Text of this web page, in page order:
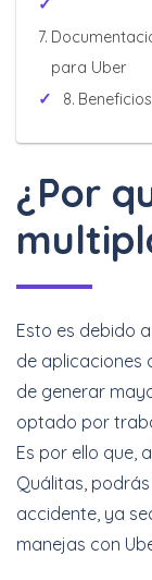
para Uber
¿Por
Esto es debido
de aplicaciones
de generar
optado por
Es por ello que,
Quálitas,
accidente, ya
manejas con